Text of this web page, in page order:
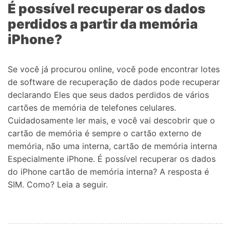
É possível recuperar os dados
perdidos a partir da memória
iPhone?
Se você já procurou online, você pode encontrar lotes
de software de recuperação de dados pode recuperar
declarando Eles que seus dados perdidos de vários
cartões de memória de telefones celulares.
Cuidadosamente ler mais, e você vai descobrir que o
cartão de memória é sempre o cartão externo de
memória, não uma interna, cartão de memória interna
Especialmente iPhone. É possível recuperar os dados
do iPhone cartão de memória interna? A resposta é
SIM. Como? Leia a seguir.